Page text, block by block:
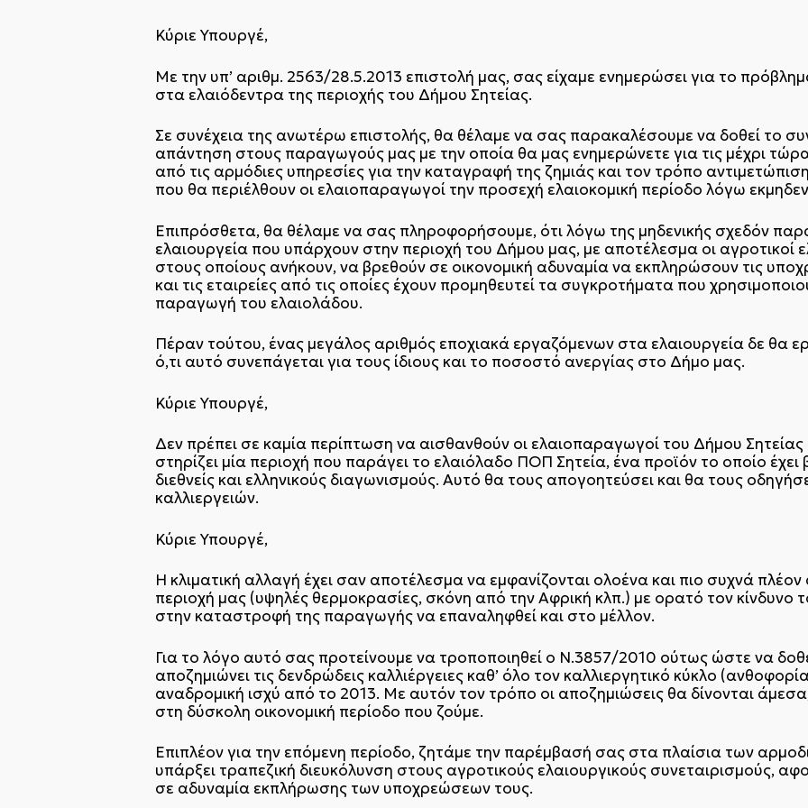
Κύριε Υπουργέ,
Με την υπ’ αριθμ. 2563/28.5.2013 επιστολή μας, σας είχαμε ενημερώσει για το
στα ελαιόδεντρα της περιοχής του Δήμου Σητείας.
Σε συνέχεια της ανωτέρω επιστολής, θα θέλαμε να σας παρακαλέσουμε να δοθεί το
απάντηση στους παραγωγούς μας με την οποία θα μας ενημερώνετε για τις μέχρι τώρα
από τις αρμόδιες υπηρεσίες για την καταγραφή της ζημιάς και τον τρόπο
που θα περιέλθουν οι ελαιοπαραγωγοί την προσεχή ελαιοκομική περίοδο λόγω
Επιπρόσθετα, θα θέλαμε να σας πληροφορήσουμε, ότι λόγω της μηδενικής σχεδόν
ελαιουργεία που υπάρχουν στην περιοχή του Δήμου μας, με αποτέλεσμα οι αγροτικοί
στους οποίους ανήκουν, να βρεθούν σε οικονομική αδυναμία να εκπληρώσουν τις
και τις εταιρείες από τις οποίες έχουν προμηθευτεί τα συγκροτήματα που
παραγωγή του ελαιολάδου.
Πέραν τούτου, ένας μεγάλος αριθμός εποχιακά εργαζόμενων στα ελαιουργεία δε θα
ό,τι αυτό συνεπάγεται για τους ίδιους και το ποσοστό ανεργίας στο Δήμο μας.
Κύριε Υπουργέ,
Δεν πρέπει σε καμία περίπτωση να αισθανθούν οι ελαιοπαραγωγοί του Δήμου Σητείας
στηρίζει μία περιοχή που παράγει το ελαιόλαδο ΠΟΠ Σητεία, ένα προϊόν το οποίο
διεθνείς και ελληνικούς διαγωνισμούς. Αυτό θα τους απογοητεύσει και θα τους
καλλιεργειών.
Κύριε Υπουργέ,
Η κλιματική αλλαγή έχει σαν αποτέλεσμα να εμφανίζονται ολοένα και πιο συχνά
περιοχή μας (υψηλές θερμοκρασίες, σκόνη από την Αφρική κλπ.) με ορατό τον κίνδυνο
στην καταστροφή της παραγωγής να επαναληφθεί και στο μέλλον.
Για το λόγο αυτό σας προτείνουμε να τροποποιηθεί ο Ν.3857/2010 ούτως ώστε να
αποζημιώνει τις δενδρώδεις καλλιέργειες καθ’ όλο τον καλλιεργητικό κύκλο
αναδρομική ισχύ από το 2013. Με αυτόν τον τρόπο οι αποζημιώσεις θα δίνονται
στη δύσκολη οικονομική περίοδο που ζούμε.
Επιπλέον για την επόμενη περίοδο, ζητάμε την παρέμβασή σας στα πλαίσια των
υπάρξει τραπεζική διευκόλυνση στους αγροτικούς ελαιουργικούς συνεταιρισμούς,
σε αδυναμία εκπλήρωσης των υποχρεώσεων τους.